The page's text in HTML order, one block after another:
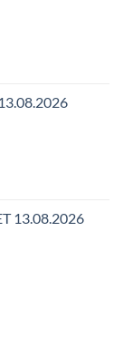
13.08.2026